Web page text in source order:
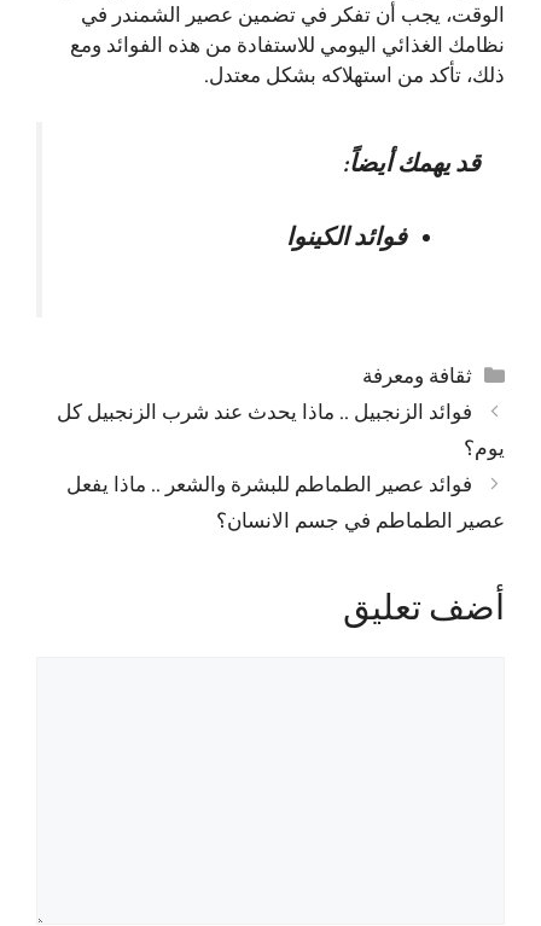
الوقت، يجب أن تفكر في تضمين عصير الشمندر في
نظامك الغذائي اليومي للاستفادة من هذه الفوائد ومع
ذلك، تأكد من استهلاكه بشكل معتدل.
قد يهمك أيضاً:
فوائد الكينوا
التصنيفات
ثقافة ومعرفة
فوائد الزنجبيل .. ماذا يحدث عند شرب الزنجبيل كل
يوم؟
فوائد عصير الطماطم للبشرة والشعر .. ماذا يفعل
عصير الطماطم في جسم الانسان؟
أضف تعليق